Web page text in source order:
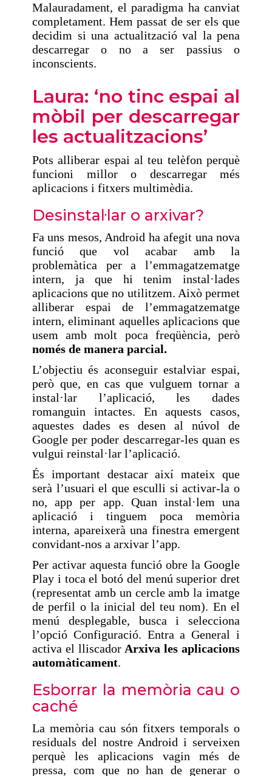
Malauradament, el paradigma ha canviat
completament. Hem passat de ser els que
decidim si una actualització val la pena
descarregar o no a ser passius o
inconscients.
Laura: ‘no tinc espai al
mòbil per descarregar
les actualitzacions’
Pots alliberar espai al teu telèfon perquè
funcioni millor o descarregar més
aplicacions i fitxers multimèdia.
Desinstal·lar o arxivar?
Fa uns mesos, Android ha afegit una nova
funció que vol acabar amb la
problemàtica per a l’emmagatzematge
intern, ja que hi tenim instal·lades
aplicacions que no utilitzem. Això permet
alliberar espai de l’emmagatzematge
intern, eliminant aquelles aplicacions que
usem amb molt poca freqüència, però
només de manera parcial.
L’objectiu és aconseguir estalviar espai,
però que, en cas que vulguem tornar a
instal·lar l’aplicació, les dades
romanguin intactes. En aquests casos,
aquestes dades es desen al núvol de
Google per poder descarregar-les quan es
vulgui reinstal·lar l’aplicació.
És important destacar així mateix que
serà l’usuari el que esculli si activar-la o
no, app per app. Quan instal·lem una
aplicació i tinguem poca memòria
interna, apareixerà una finestra emergent
convidant-nos a arxivar l’app.
Per activar aquesta funció obre la Google
Play i toca el botó del menú superior dret
(representat amb un cercle amb la imatge
de perfil o la inicial del teu nom). En el
menú desplegable, busca i selecciona
l’opció Configuració. Entra a General i
activa el lliscador Arxiva les aplicacions
automàticament.
Esborrar la memòria cau o
caché
La memòria cau són fitxers temporals o
residuals del nostre Android i serveixen
perquè les aplicacions vagin més de
pressa, com que no han de generar o